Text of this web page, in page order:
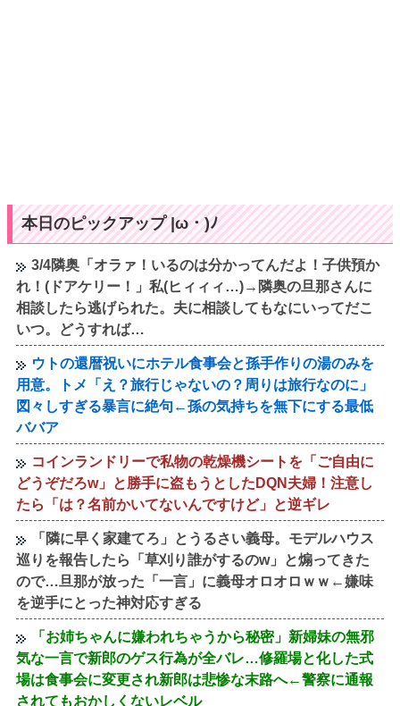
本日のピックアップ |ω・)ﾉ
3/4隣奥「オラァ！いるのは分かってんだよ！子供預か
れ！(ドアケリー！」私(ヒィィィ…)→隣奥の旦那さんに
相談したら逃げられた。夫に相談してもなにいってだこ
いつ。どうすれば…
ウトの還暦祝いにホテル食事会と孫手作りの湯のみを
用意。トメ「え？旅行じゃないの？周りは旅行なのに」
図々しすぎる暴言に絶句←孫の気持ちを無下にする最低
ババア
コインランドリーで私物の乾燥機シートを「ご自由に
どうぞだろw」と勝手に盗もうとしたDQN夫婦！注意し
たら「は？名前かいてないんですけど」と逆ギレ
「隣に早く家建てろ」とうるさい義母。モデルハウス
巡りを報告したら「草刈り誰がするのw」と煽ってきた
ので…旦那が放った「一言」に義母オロオロｗｗ←嫌味
を逆手にとった神対応すぎる
「お姉ちゃんに嫌われちゃうから秘密」新婦妹の無邪
気な一言で新郎のゲス行為が全バレ…修羅場と化した式
場は食事会に変更され新郎は悲惨な末路へ←警察に通報
されてもおかしくないレベル